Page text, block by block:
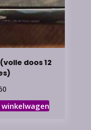
doos 12